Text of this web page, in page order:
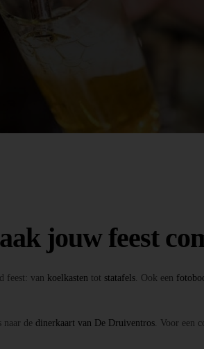
jouw feest
feest: van koelkasten tot statafels . Ook een
naar de dinerkaart van De Druiventros . Voor een